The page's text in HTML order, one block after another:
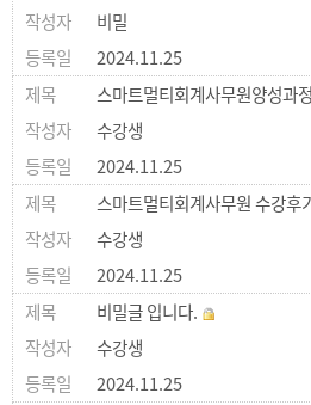
비밀
2024.11.25
스마트멀티회계사무원양성과
수강생
2024.11.25
스마트멀티회계사무원 수강후
수강생
2024.11.25
비밀글 입니다.
수강생
2024.11.25